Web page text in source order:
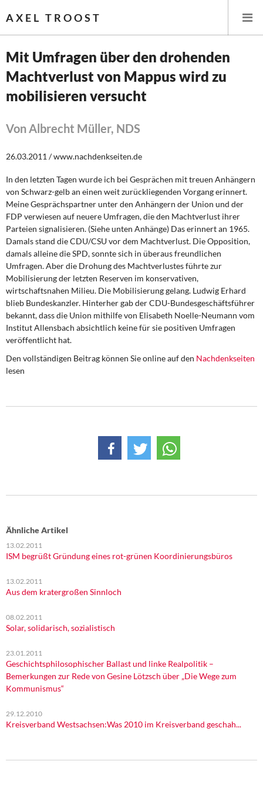
AXEL TROOST
Startseite
Leitlinien linker Wirtschafts- und Finanzpolitik
Wirtschaftspolitik
Steuer- und Finanzpolitik
Öffentliche Infrastruktur und Daseinsvorsorge
Eurokrise und Griechenland
DIE LINKE
Weitere Themen
Memo-Gruppe
Institut Solidarische Moderne
Mit Umfragen über den drohenden
Machtverlust von Mappus wird zu
mobilisieren versucht
Von Albrecht Müller, NDS
26.03.2011 / www.nachdenkseiten.de
In den letzten Tagen wurde ich bei Gesprächen mit treuen Anhängern
von Schwarz-gelb an einen weit zurückliegenden Vorgang erinnert.
Meine Gesprächspartner unter den Anhängern der Union und der
FDP verwiesen auf neuere Umfragen, die den Machtverlust ihrer
Parteien signalisieren. (Siehe unten Anhänge) Das erinnert an 1965.
Damals stand die CDU/CSU vor dem Machtverlust. Die Opposition,
damals alleine die SPD, sonnte sich in überaus freundlichen
Umfragen. Aber die Drohung des Machtverlustes führte zur
Mobilisierung der letzten Reserven im konservativen,
wirtschaftsnahen Milieu. Die Mobilisierung gelang. Ludwig Erhard
blieb Bundeskanzler. Hinterher gab der CDU-Bundesgeschäftsführer
bekannt, dass die Union mithilfe von Elisabeth Noelle-Neumann vom
Institut Allensbach absichtlich keine für sie positiven Umfragen
veröffentlicht hat.
Den vollständigen Beitrag können Sie online auf den Nachdenkseiten
lesen
Ähnliche Artikel
13.02.2011
ISM begrüßt Gründung eines rot-grünen Koordinierungsbüros
13.02.2011
Aus dem kratergroßen Sinnloch
08.02.2011
Solar, solidarisch, sozialistisch
23.01.2011
Geschichtsphilosophischer Ballast und linke Realpolitik –
Bemerkungen zur Rede von Gesine Lötzsch über „Die Wege zum
Kommunismus“
29.12.2010
Kreisverband Westsachsen:Was 2010 im Kreisverband geschah...